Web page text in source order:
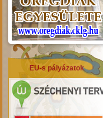
EU-s pályázatok